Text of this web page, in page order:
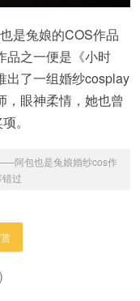
是兔娘的COS作品
品之一便是《小时
出了一组婚纱cosplay
，眼神柔情，她也曾
。
阿包也是兔娘婚纱cos作
过
)